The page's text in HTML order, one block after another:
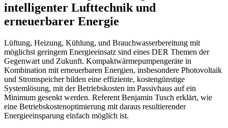
intelligenter Lufttechnik und
erneuerbarer Energie
Lüftung, Heizung, Kühlung, und Brauchwasserbereitung mit
möglichst geringem Energieeinsatz sind eines DER Themen der
Gegenwart und Zukunft. Kompaktwärmepumpengeräte in
Kombination mit erneuerbaren Energien, insbesondere Photovoltaik
und Stromspeicher bilden eine effiziente, kostengünstige
Systemlösung, mit der Betriebskosten im Passivhaus auf ein
Minimum gesenkt werden. Referent Benjamin Tusch erklärt, wie
eine Betriebskostenoptimierung mit daraus resultierender
Energieeinsparung einfach möglich ist.